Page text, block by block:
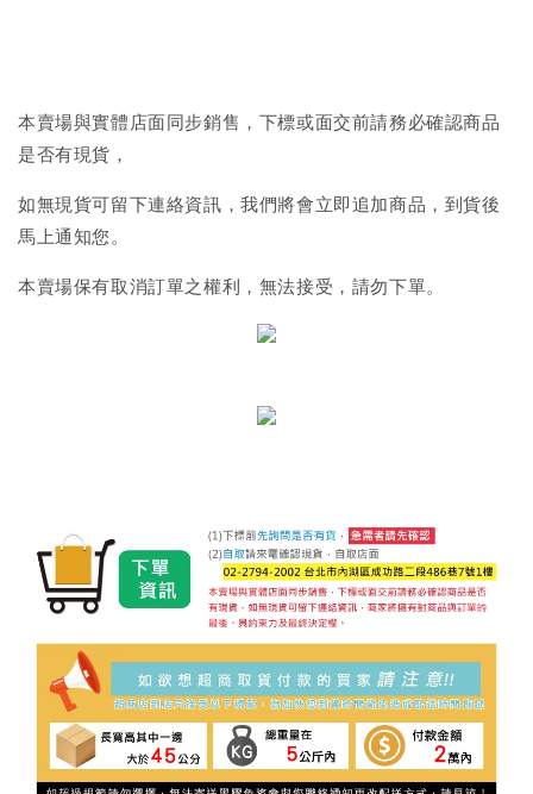
本賣場與實體店面同步銷售，下標或面交前請務必確認商品
是否有現貨，
如無現貨可留下連絡資訊，我們將會立即追加商品，到貨後
馬上通知您。
本賣場保有取消訂單之權利，無法接受，請勿下單。